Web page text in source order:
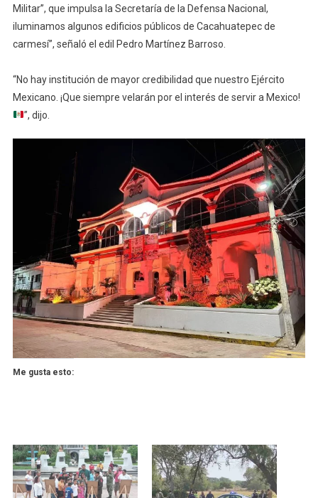
Militar”, que impulsa la Secretaría de la Defensa Nacional,
iluminamos algunos edificios públicos de Cacahuatepec de
carmesí”, señaló el edil Pedro Martínez Barroso.
“No hay institución de mayor credibilidad que nuestro Ejército
Mexicano. ¡Que siempre velarán por el interés de servir a Mexico!
”, dijo.
Me gusta esto: